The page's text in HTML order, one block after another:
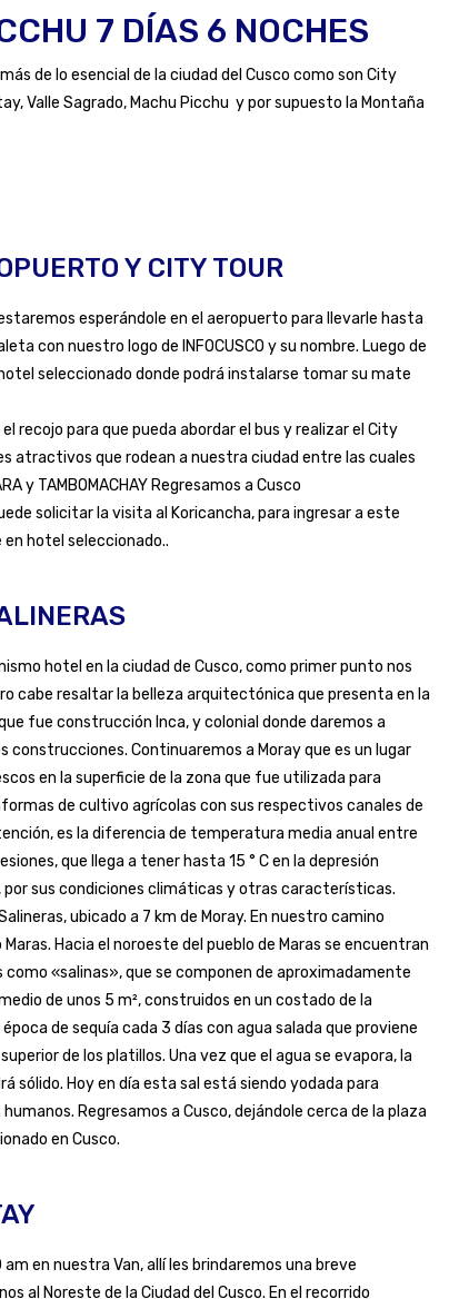
7 DÍAS 6 NOCHES
de lo esencial de la ciudad del Cusco como son City
Valle Sagrado, Machu Picchu y por supuesto la Montaña
Y CITY TOUR
esperándole en el aeropuerto para llevarle hasta
con nuestro logo de INFOCUSCO y su nombre. Luego de
seleccionado donde podrá instalarse tomar su mate
recojo para que pueda abordar el bus y realizar el City
atractivos que rodean a nuestra ciudad entre las cuales
y TAMBOMACHAY Regresamos a Cusco
solicitar la visita al Koricancha, para ingresar a este
en hotel seleccionado..
hotel en la ciudad de Cusco, como primer punto nos
cabe resaltar la belleza arquitectónica que presenta en la
fue construcción Inca, y colonial donde daremos a
Continuaremos a Moray que es un lugar
en la superficie de la zona que fue utilizada para
de cultivo agrícolas con sus respectivos canales de
es la diferencia de temperatura media anual entre
que llega a tener hasta 15 ° C en la depresión
sus condiciones climáticas y otras características.
ubicado a 7 km de Moray. En nuestro camino
Hacia el noroeste del pueblo de Maras se encuentran
«salinas», que se componen de aproximadamente
de unos 5 m², construidos en un costado de la
de sequía cada 3 días con agua salada que proviene
de los platillos. Una vez que el agua se evapora, la
sólido. Hoy en día esta sal está siendo yodada para
Regresamos a Cusco, dejándole cerca de la plaza
en Cusco.
en nuestra Van, allí les brindaremos una breve
al Noreste de la Ciudad del Cusco. En el recorrido